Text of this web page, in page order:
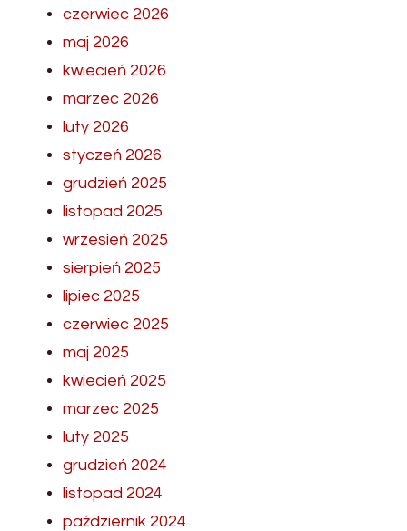
czerwiec 2026
maj 2026
kwiecień 2026
marzec 2026
luty 2026
styczeń 2026
grudzień 2025
listopad 2025
wrzesień 2025
sierpień 2025
lipiec 2025
czerwiec 2025
maj 2025
kwiecień 2025
marzec 2025
luty 2025
grudzień 2024
listopad 2024
październik 2024